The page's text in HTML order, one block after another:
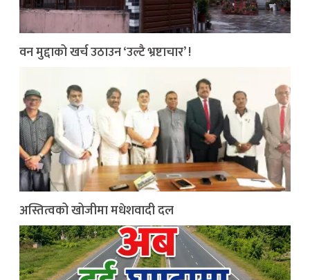
वन मुद्दाको खर्च उठाउन ‘उल्टै भ्रष्टाचार’ !
अस्तित्वको खोजीमा मधेशवादी दल